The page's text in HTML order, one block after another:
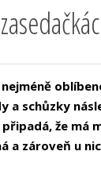
a schůzky
že má
zároveň u